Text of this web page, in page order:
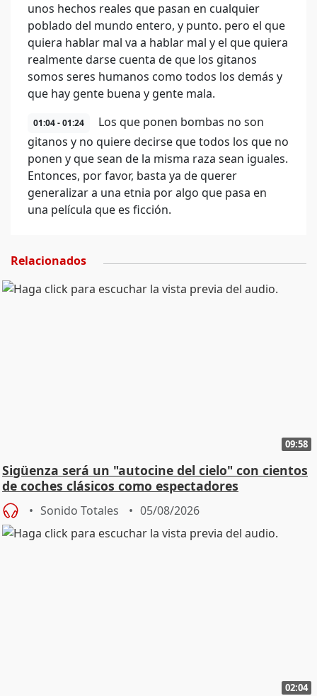
unos hechos reales que pasan en cualquier
poblado del mundo entero, y punto. pero el que
quiera hablar mal va a hablar mal y el que quiera
realmente darse cuenta de que los gitanos
somos seres humanos como todos los demás y
que hay gente buena y gente mala.
01:04 - 01:24
Los que ponen bombas no son
gitanos y no quiere decirse que todos los que no
ponen y que sean de la misma raza sean iguales.
Entonces, por favor, basta ya de querer
generalizar a una etnia por algo que pasa en
una película que es ficción.
Relacionados
09:58
Sigüenza será un "autocine del cielo" con cientos
de coches clásicos como espectadores
Sonido Totales 05/08/2026
02:04